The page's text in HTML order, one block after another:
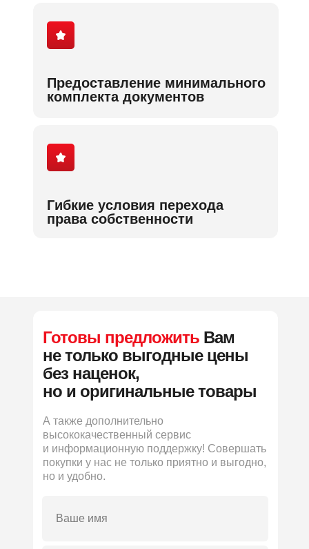
Предоставление минимального
комплекта документов
Гибкие условия перехода
права собственности
Готовы предложитьВам
не только выгодные цены
без наценок,
но и оригинальные товары
А также дополнительно
высококачественный сервис
и информационную поддержку! Совершать
покупки у нас не только приятно и выгодно,
но и удобно.